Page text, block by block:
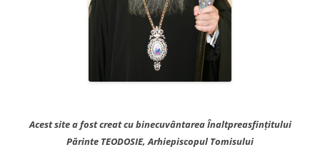
Acest site a fost creat cu binecuvântarea Înaltpreasfințitului
Părinte TEODOSIE, Arhiepiscopul Tomisului